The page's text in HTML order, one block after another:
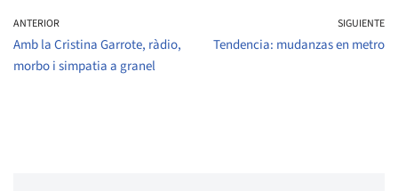
ANTERIOR
Amb la Cristina Garrote, ràdio,
morbo i simpatia a granel
SIGUIENTE
Tendencia: mudanzas en metro